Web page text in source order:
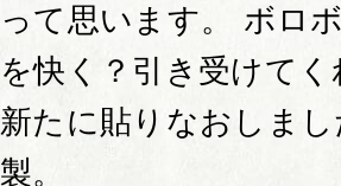
って思います。 ボロ
を快く？引き受けて
新たに貼りなおしま
製。